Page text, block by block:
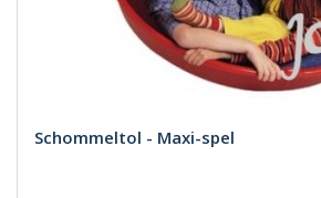
Schommeltol - Maxi-spel